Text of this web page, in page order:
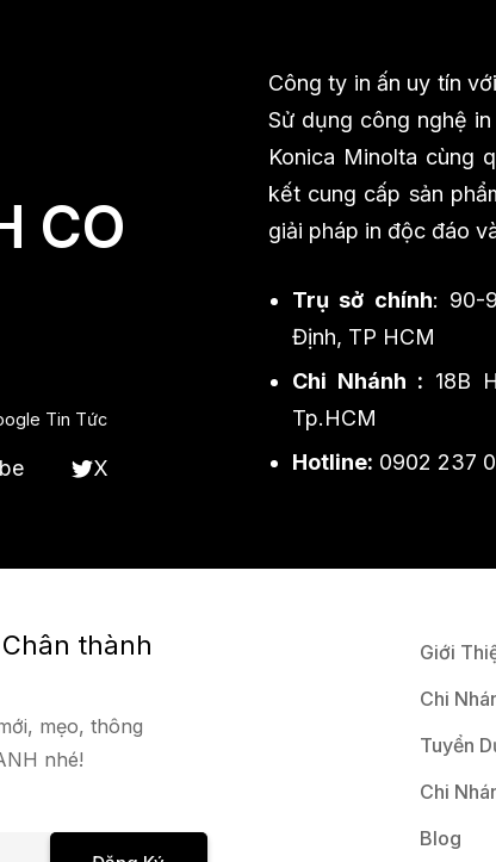
CO
Tin Tức
X
Công ty in ấn uy tín
Sử dụng công nghệ
Konica Minolta cùng
kết cung cấp sản
giải pháp in độc đáo
Trụ sở chính: 90-
Định, TP HCM
Chi Nhánh : 18B
Tp.HCM
Hotline: 0902 237
thành
mẹo, thông
nhé!
Giới
Chi
Tuyển
Chi
Blog